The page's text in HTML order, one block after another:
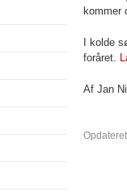
kommer
I kolde
foråret.
Af Jan